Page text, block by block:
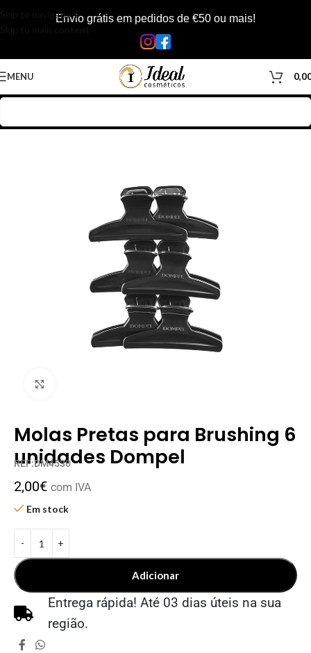
Skip to navigationEnvio grátis em pedidos de €50 ou mais!
MENU
Molas Pretas para Brushing 6
unidades Dompel
REF:DM4530
2,00€ com IVA
Em stock
Adicionar
Entrega rápida! Até 03 dias úteis na sua
região.